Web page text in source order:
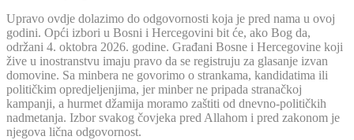
Upravo ovdje dolazimo do odgovornosti koja je pred nama u ovoj
godini. Opći izbori u Bosni i Hercegovini bit će, ako Bog da,
održani 4. oktobra 2026. godine. Građani Bosne i Hercegovine koji
žive u inostranstvu imaju pravo da se registruju za glasanje izvan
domovine. Sa minbera ne govorimo o strankama, kandidatima ili
političkim opredjeljenjima, jer minber ne pripada stranačkoj
kampanji, a hurmet džamija moramo zaštiti od dnevno-političkih
nadmetanja. Izbor svakog čovjeka pred Allahom i pred zakonom je
njegova lična odgovornost.